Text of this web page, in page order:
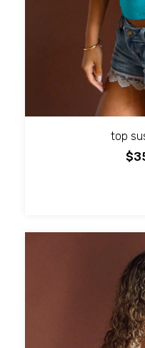
top